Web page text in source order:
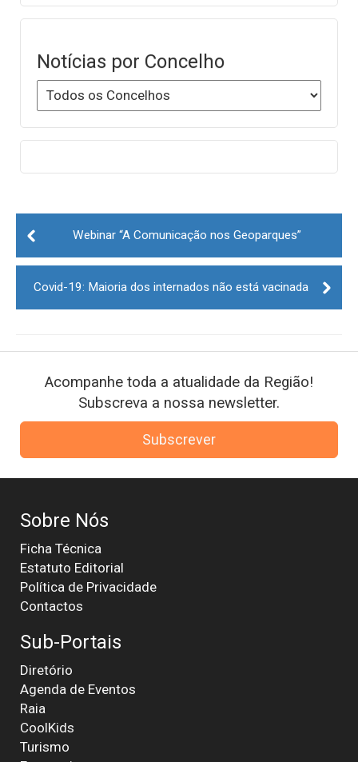
Notícias por Concelho
Post
navigationWebinar “A Comunicação nos Geoparques”
Covid-19: Maioria dos internados não está vacinada
Acompanhe toda a atualidade da Região!
Subscreva a nossa newsletter.
Subscrever
Sobre Nós
Ficha Técnica
Estatuto Editorial
Política de Privacidade
Contactos
Sub-Portais
Diretório
Agenda de Eventos
Raia
CoolKids
Turismo